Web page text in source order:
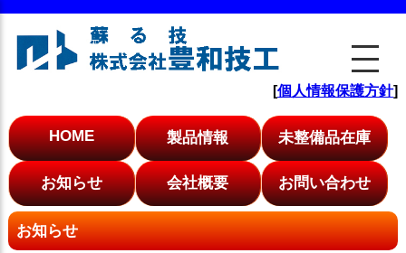
[個人情報保護方針]
HOME 製品情報 未整備品在庫
お知らせ 会社概要 お問い合わせ
お知らせ